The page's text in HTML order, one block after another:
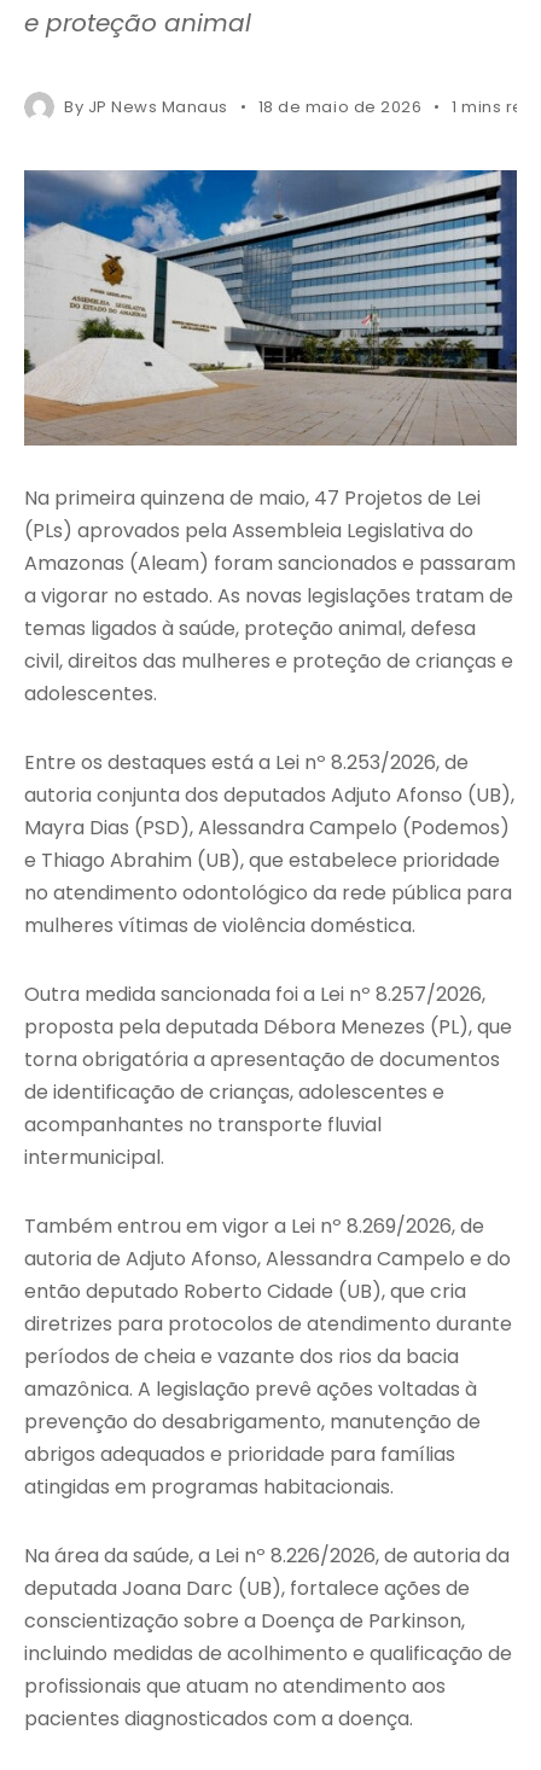
e proteção animal
By JP News Manaus 18 de maio de 2026 1 mins
Na primeira quinzena de maio, 47 Projetos de Lei
(PLs) aprovados pela Assembleia Legislativa do
Amazonas (Aleam) foram sancionados e passaram
a vigorar no estado. As novas legislações tratam de
temas ligados à saúde, proteção animal, defesa
civil, direitos das mulheres e proteção de crianças e
adolescentes.
Entre os destaques está a Lei nº 8.253/2026, de
autoria conjunta dos deputados Adjuto Afonso (UB),
Mayra Dias (PSD), Alessandra Campelo (Podemos)
e Thiago Abrahim (UB), que estabelece prioridade
no atendimento odontológico da rede pública para
mulheres vítimas de violência doméstica.
Outra medida sancionada foi a Lei nº 8.257/2026,
proposta pela deputada Débora Menezes (PL), que
torna obrigatória a apresentação de documentos
de identificação de crianças, adolescentes e
acompanhantes no transporte fluvial
intermunicipal.
Também entrou em vigor a Lei nº 8.269/2026, de
autoria de Adjuto Afonso, Alessandra Campelo e do
então deputado Roberto Cidade (UB), que cria
diretrizes para protocolos de atendimento durante
períodos de cheia e vazante dos rios da bacia
amazônica. A legislação prevê ações voltadas à
prevenção do desabrigamento, manutenção de
abrigos adequados e prioridade para famílias
atingidas em programas habitacionais.
Na área da saúde, a Lei nº 8.226/2026, de autoria da
deputada Joana Darc (UB), fortalece ações de
conscientização sobre a Doença de Parkinson,
incluindo medidas de acolhimento e qualificação de
profissionais que atuam no atendimento aos
pacientes diagnosticados com a doença.